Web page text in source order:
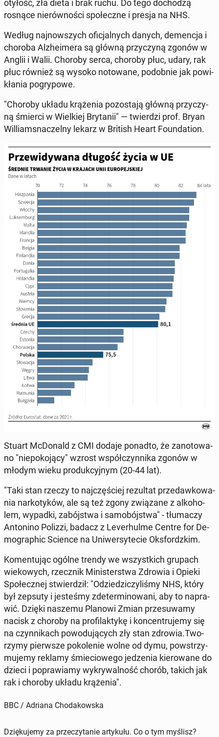
otyłość, zła dieta i brak ruchu. Do tego do­cho­dzą
rosnące nie­rów­no­ści spo­łecz­ne i presja na NHS.
Według naj­now­szych ofi­cjal­nych danych, de­men­cja i
choroba Al­zhe­ime­ra są główną przy­czy­ną zgonów w
Anglii i Walii. Choroby serca, choroby płuc, udary, rak
płuc również są wysoko no­to­wa­ne, po­dob­nie jak po­wi­
kła­nia po­gry­po­we.
"Choroby układu krą­że­nia po­zo­sta­ją główną przy­czy­
ną śmierci w Wiel­kiej Bry­ta­nii" — twier­dzi prof. Bryan
Wil­liam­sna­czel­ny lekarz w British Heart Fo­un­da­tion.
Stuart McDo­nald z CMI dodaje ponadto, że za­no­to­wa­
no "nie­po­ko­ją­cy" wzrost współ­czyn­ni­ka zgonów w
młodym wieku pro­duk­cyj­nym (20-44 lat).
"Taki stan rzeczy to naj­czę­ściej re­zul­tat przedaw­ko­wa­
nia nar­ko­ty­ków, ale są też zgony zwią­za­ne z al­ko­ho­
lem, wypadki, za­bój­stwa i sa­mo­bój­stwa" - tłu­ma­czy
An­to­ni­no Polizzi, badacz z Le­ver­hul­me Centre for De­
mo­gra­phic Science na Uni­wer­sy­te­cie Oks­fordz­kim.
Ko­men­tu­jąc ogólne trendy we wszyst­kich grupach
wie­ko­wych, rzecz­nik Mi­ni­ster­stwa Zdrowia i Opieki
Spo­łecz­nej stwier­dził: "Odzie­dzi­czy­li­śmy NHS, który
był zepsuty i je­ste­śmy zde­ter­mi­no­wa­ni, aby to na­pra­
wić. Dzięki naszemu Planowi Zmian prze­su­wa­my
nacisk z choroby na pro­fi­lak­ty­kę i kon­cen­tru­je­my się
na czyn­ni­kach po­wo­du­ją­cych zły stan zdrowia.Two­
rzy­my pierw­sze po­ko­le­nie wolne od dymu, po­wstrzy­
mu­je­my reklamy śmie­cio­we­go je­dze­nia kie­ro­wa­ne do
dzieci i po­pra­wia­my wy­kry­wal­ność chorób, takich jak
rak i choroby układu krą­że­nia".
BBC / Adriana Chodakowska
Dziękujemy za przeczytanie artykułu. Co o tym myślisz?